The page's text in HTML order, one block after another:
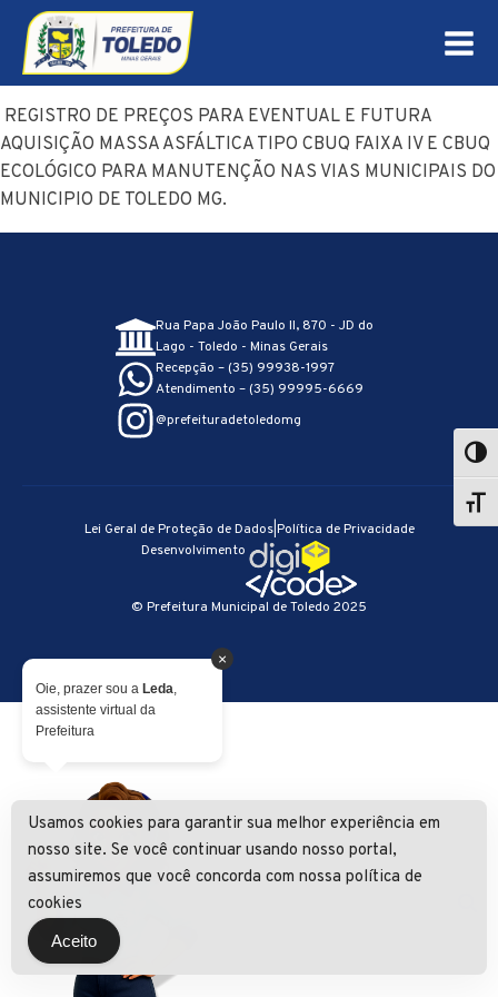
REGISTRO DE PREÇOS PARA EVENTUAL E FUTURA
AQUISIÇÃO MASSA ASFÁLTICA TIPO CBUQ FAIXA IV E CBUQ
ECOLÓGICO PARA MANUTENÇÃO NAS VIAS MUNICIPAIS DO
MUNICIPIO DE TOLEDO MG.
Rua Papa João Paulo II, 870 - JD do
Lago - Toledo - Minas Gerais
Recepção – (35) 99938-1997
Atendimento – (35) 99995-6669
@prefeituradetoledomg
© Prefeitura Municipal de Toledo 2025
Lei Geral de Proteção de Dados|Política de Privacidade
Desenvolvimento
×
Oie, prazer sou a Leda,
assistente virtual da
Prefeitura
Usamos cookies para garantir sua melhor experiência em
nosso site. Se você continuar usando nosso portal,
assumiremos que você concorda com nossa política de
cookies
Aceito